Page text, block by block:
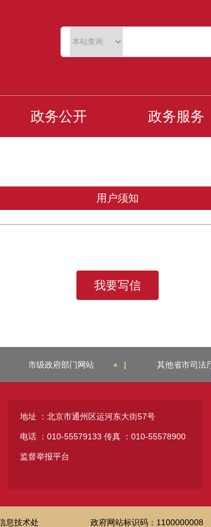
政务公开 政务服务
用户须知
我要写信
市级政府部门网站 | 其他省市司法
地址 ：北京市通州区运河东大街57号
电话 ：010-55579133 传真 ：010-55578900
监督举报平台
息技术处 政府网站标识码：1100000008